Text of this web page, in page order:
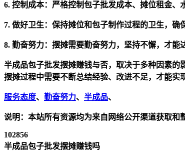
6. 控制成本： 严格控制包子批发成本、摊位租金、
7. 做好卫生： 保持摊位和包子制作过程的卫生，确
8. 勤奋努力： 摆摊需要勤奋努力，坚持不懈，才能
半成品包子批发摆摊赚钱与否，取决于多种因素
摆摊过程中需要不断总结经验、改进不足，才能实
服务态度、 勤奋努力、 半成品、
说明：本站所有资源均为来自网络公开渠道获取和
102856
半成品包子批发摆摊赚钱吗